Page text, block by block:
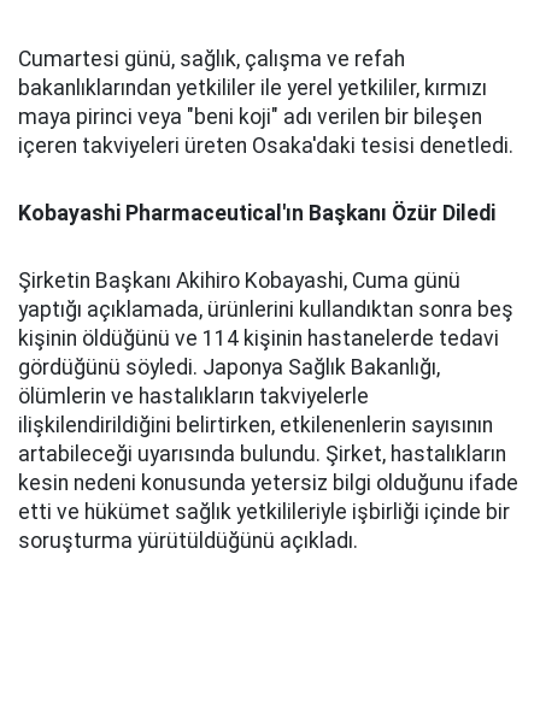
Cumartesi günü, sağlık, çalışma ve refah
bakanlıklarından yetkililer ile yerel yetkililer, kırmızı
maya pirinci veya "beni koji" adı verilen bir bileşen
içeren takviyeleri üreten Osaka'daki tesisi denetledi.
Kobayashi Pharmaceutical'ın Başkanı Özür Diledi
Şirketin Başkanı Akihiro Kobayashi, Cuma günü
yaptığı açıklamada, ürünlerini kullandıktan sonra beş
kişinin öldüğünü ve 114 kişinin hastanelerde tedavi
gördüğünü söyledi. Japonya Sağlık Bakanlığı,
ölümlerin ve hastalıkların takviyelerle
ilişkilendirildiğini belirtirken, etkilenenlerin sayısının
artabileceği uyarısında bulundu. Şirket, hastalıkların
kesin nedeni konusunda yetersiz bilgi olduğunu ifade
etti ve hükümet sağlık yetkilileriyle işbirliği içinde bir
soruşturma yürütüldüğünü açıkladı.